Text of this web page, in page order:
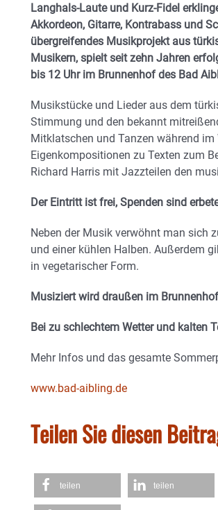
Langhals-Laute und Kurz-Fidel
Akkordeon, Gitarre, Kontrabass und
übergreifendes Musikprojekt aus
Musikern, spielt seit zehn Jahren
bis 12 Uhr im Brunnenhof des Bad
Musikstücke und Lieder aus dem
Stimmung und den bekannt
Mitklatschen und Tanzen während
Eigenkompositionen zu Texten zum
Richard Harris mit Jazzteilen den
Der Eintritt ist frei, Spenden sind
Neben der Musik verwöhnt man sich
und einer kühlen Halben. Außerdem
in vegetarischer Form.
Musiziert wird draußen im
Bei zu schlechtem Wetter und kalten
Mehr Infos und das gesamte
www.bad-aibling.de
Teilen Sie diesen
teilen teilen